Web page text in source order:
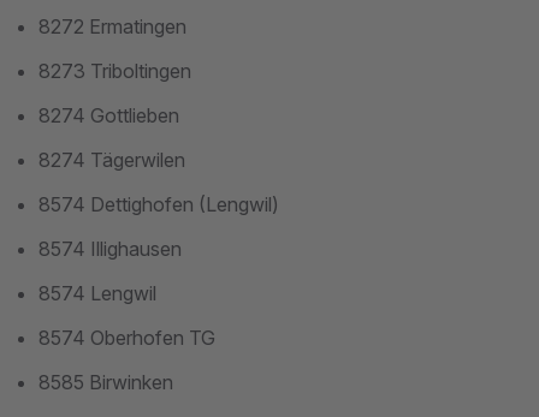
8272 Ermatingen
8273 Triboltingen
8274 Gottlieben
8274 Tägerwilen
8574 Dettighofen (Lengwil)
8574 Illighausen
8574 Lengwil
8574 Oberhofen TG
8585 Birwinken